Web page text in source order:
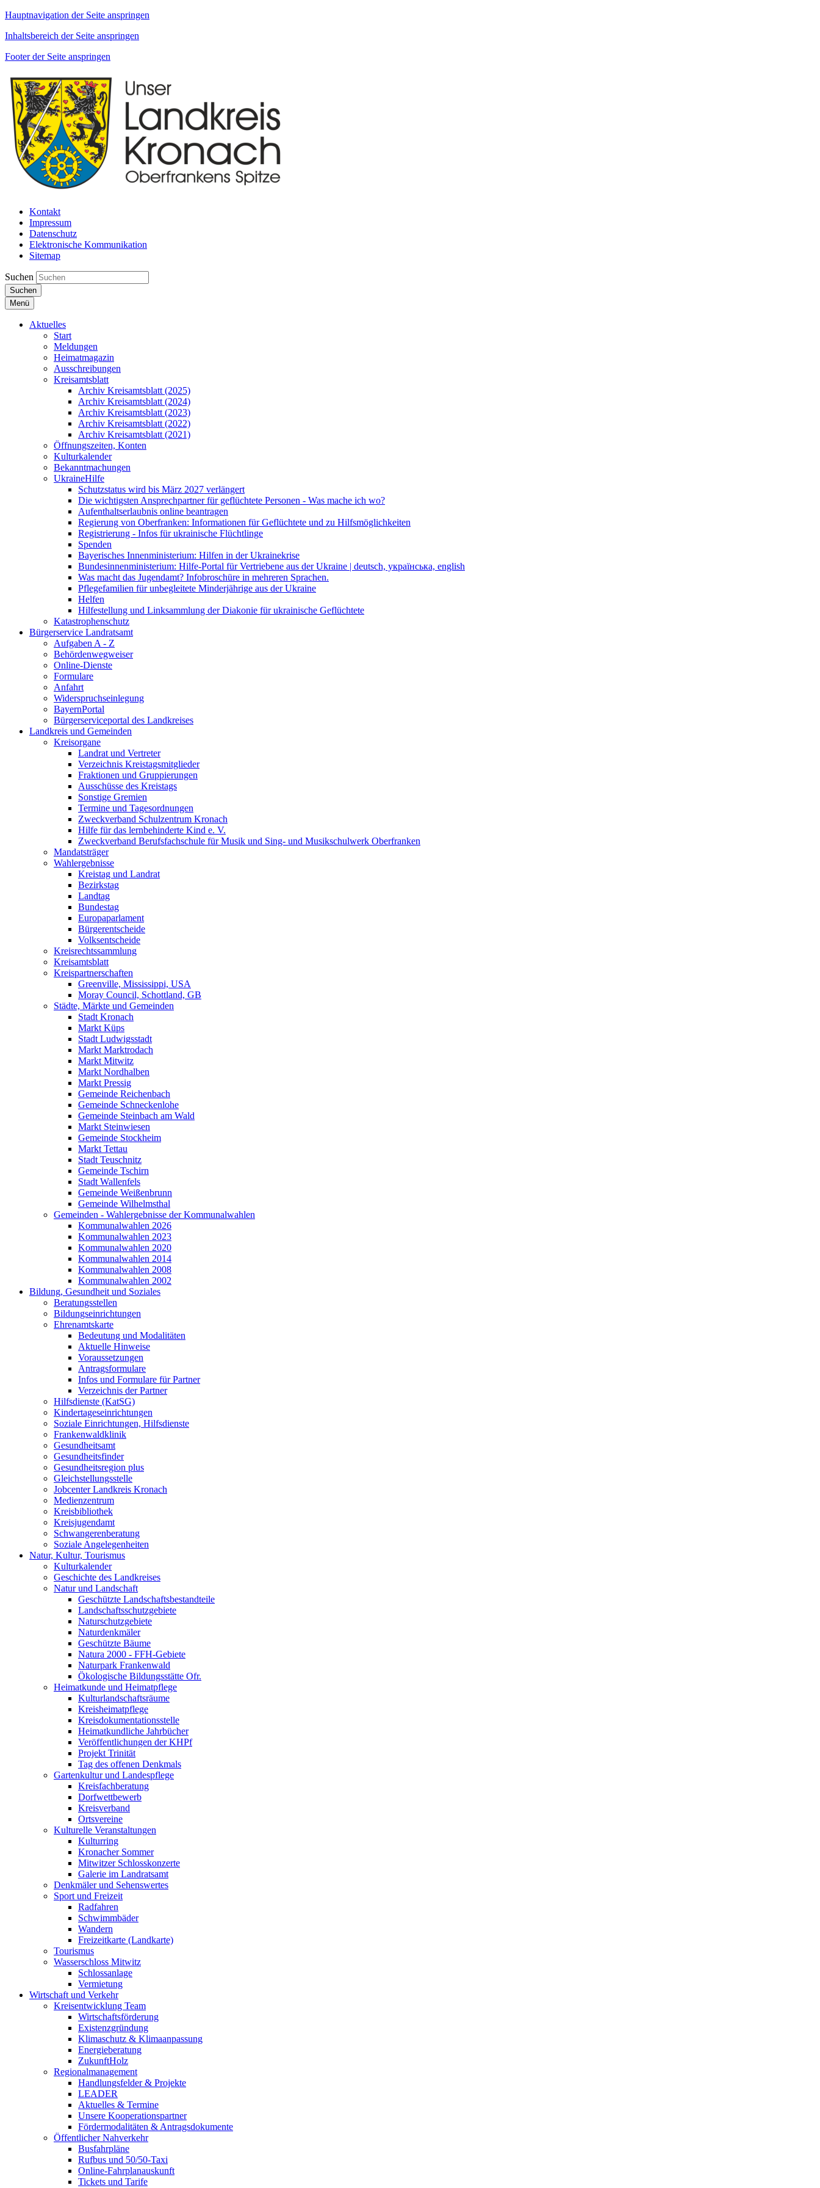
Hauptnavigation der Seite anspringen
Inhaltsbereich der Seite anspringen
Footer der Seite anspringen
Kontakt
Impressum
Datenschutz
Elektronische Kommunikation
Sitemap
Suchen
Suchen
Menü
Aktuelles
Start
Meldungen
Heimatmagazin
Ausschreibungen
Kreisamtsblatt
Archiv Kreisamtsblatt (2025)
Archiv Kreisamtsblatt (2024)
Archiv Kreisamtsblatt (2023)
Archiv Kreisamtsblatt (2022)
Archiv Kreisamtsblatt (2021)
Öffnungszeiten, Konten
Kulturkalender
Bekanntmachungen
UkraineHilfe
Schutzstatus wird bis März 2027 verlängert
Die wichtigsten Ansprechpartner für geflüchtete Personen - Was mache ich wo?
Aufenthaltserlaubnis online beantragen
Regierung von Oberfranken: Informationen für Geflüchtete und zu Hilfsmöglichkeiten
Registrierung - Infos für ukrainische Flüchtlinge
Spenden
Bayerisches Innenministerium: Hilfen in der Ukrainekrise
Bundesinnenministerium: Hilfe-Portal für Vertriebene aus der Ukraine | deutsch, українська, english
Was macht das Jugendamt? Infobroschüre in mehreren Sprachen.
Pflegefamilien für unbegleitete Minderjährige aus der Ukraine
Helfen
Hilfestellung und Linksammlung der Diakonie für ukrainische Geflüchtete
Katastrophenschutz
Bürgerservice Landratsamt
Aufgaben A - Z
Behördenwegweiser
Online-Dienste
Formulare
Anfahrt
Widerspruchseinlegung
BayernPortal
Bürgerserviceportal des Landkreises
Landkreis und Gemeinden
Kreisorgane
Landrat und Vertreter
Verzeichnis Kreistagsmitglieder
Fraktionen und Gruppierungen
Ausschüsse des Kreistags
Sonstige Gremien
Termine und Tagesordnungen
Zweckverband Schulzentrum Kronach
Hilfe für das lernbehinderte Kind e. V.
Zweckverband Berufsfachschule für Musik und Sing- und Musikschulwerk Oberfranken
Mandatsträger
Wahlergebnisse
Kreistag und Landrat
Bezirkstag
Landtag
Bundestag
Europaparlament
Bürgerentscheide
Volksentscheide
Kreisrechtssammlung
Kreisamtsblatt
Kreispartnerschaften
Greenville, Mississippi, USA
Moray Council, Schottland, GB
Städte, Märkte und Gemeinden
Stadt Kronach
Markt Küps
Stadt Ludwigsstadt
Markt Marktrodach
Markt Mitwitz
Markt Nordhalben
Markt Pressig
Gemeinde Reichenbach
Gemeinde Schneckenlohe
Gemeinde Steinbach am Wald
Markt Steinwiesen
Gemeinde Stockheim
Markt Tettau
Stadt Teuschnitz
Gemeinde Tschirn
Stadt Wallenfels
Gemeinde Weißenbrunn
Gemeinde Wilhelmsthal
Gemeinden - Wahlergebnisse der Kommunalwahlen
Kommunalwahlen 2026
Kommunalwahlen 2023
Kommunalwahlen 2020
Kommunalwahlen 2014
Kommunalwahlen 2008
Kommunalwahlen 2002
Bildung, Gesundheit und Soziales
Beratungsstellen
Bildungseinrichtungen
Ehrenamtskarte
Bedeutung und Modalitäten
Aktuelle Hinweise
Voraussetzungen
Antragsformulare
Infos und Formulare für Partner
Verzeichnis der Partner
Hilfsdienste (KatSG)
Kindertageseinrichtungen
Soziale Einrichtungen, Hilfsdienste
Frankenwaldklinik
Gesundheitsamt
Gesundheitsfinder
Gesundheitsregion plus
Gleichstellungsstelle
Jobcenter Landkreis Kronach
Medienzentrum
Kreisbibliothek
Kreisjugendamt
Schwangerenberatung
Soziale Angelegenheiten
Natur, Kultur, Tourismus
Kulturkalender
Geschichte des Landkreises
Natur und Landschaft
Geschützte Landschaftsbestandteile
Landschaftsschutzgebiete
Naturschutzgebiete
Naturdenkmäler
Geschützte Bäume
Natura 2000 - FFH-Gebiete
Naturpark Frankenwald
Ökologische Bildungsstätte Ofr.
Heimatkunde und Heimatpflege
Kulturlandschaftsräume
Kreisheimatpflege
Kreisdokumentationsstelle
Heimatkundliche Jahrbücher
Veröffentlichungen der KHPf
Projekt Trinität
Tag des offenen Denkmals
Gartenkultur und Landespflege
Kreisfachberatung
Dorfwettbewerb
Kreisverband
Ortsvereine
Kulturelle Veranstaltungen
Kulturring
Kronacher Sommer
Mitwitzer Schlosskonzerte
Galerie im Landratsamt
Denkmäler und Sehenswertes
Sport und Freizeit
Radfahren
Schwimmbäder
Wandern
Freizeitkarte (Landkarte)
Tourismus
Wasserschloss Mitwitz
Schlossanlage
Vermietung
Wirtschaft und Verkehr
Kreisentwicklung Team
Wirtschaftsförderung
Existenzgründung
Klimaschutz & Klimaanpassung
Energieberatung
ZukunftHolz
Regionalmanagement
Handlungsfelder & Projekte
LEADER
Aktuelles & Termine
Unsere Kooperationspartner
Fördermodalitäten & Antragsdokumente
Öffentlicher Nahverkehr
Busfahrpläne
Rufbus und 50/50-Taxi
Online-Fahrplanauskunft
Tickets und Tarife